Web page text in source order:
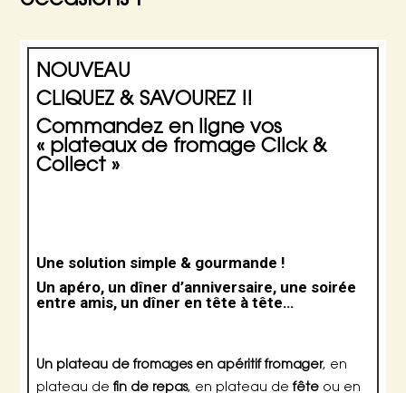
NOUVEAU
CLIQUEZ & SAVOUREZ !!
Commandez en ligne vos
« plateaux de fromage Click &
Collect »
Une solution simple & gourmande !
Un apéro, un dîner d’anniversaire, une soirée
entre amis, un dîner en tête à tête…
Un plateau de fromages en apéritif fromager, en
plateau defin de repas, en plateau de fête ou en